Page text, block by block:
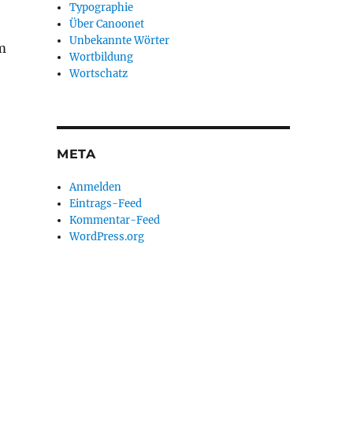
Typographie
Über Canoonet
Unbekannte Wörter
Wortbildung
Wortschatz
META
Anmelden
Eintrags-Feed
Kommentar-Feed
WordPress.org